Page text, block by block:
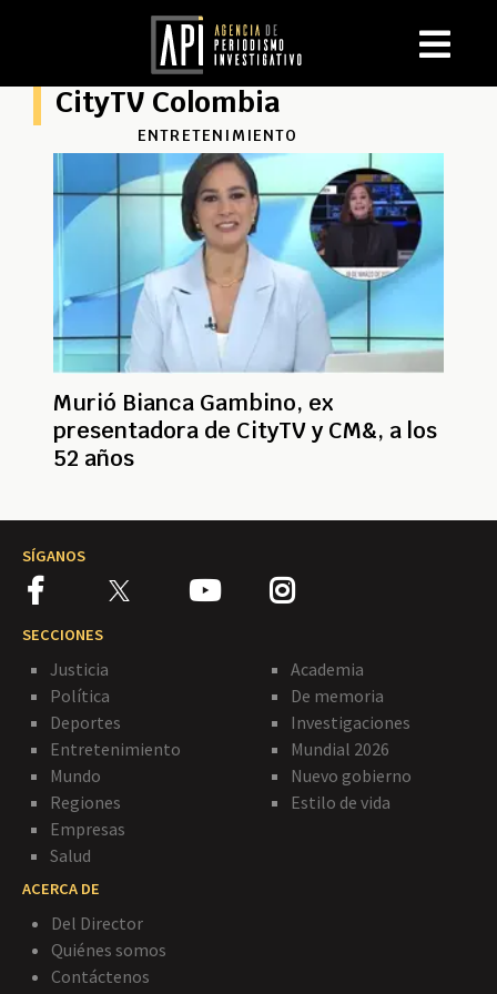
CityTV Colombia
ENTRETENIMIENTO
Murió Bianca Gambino, ex
presentadora de CityTV y CM&, a los
52 años
SÍGANOS
SECCIONES
Justicia
Política
Deportes
Entretenimiento
Mundo
Regiones
Empresas
Salud
Academia
De memoria
Investigaciones
Mundial 2026
Nuevo gobierno
Estilo de vida
ACERCA DE
Del Director
Quiénes somos
Contáctenos